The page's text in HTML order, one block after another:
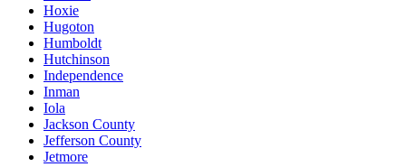
Hoxie
Hugoton
Humboldt
Hutchinson
Independence
Inman
Iola
Jackson County
Jefferson County
Jetmore